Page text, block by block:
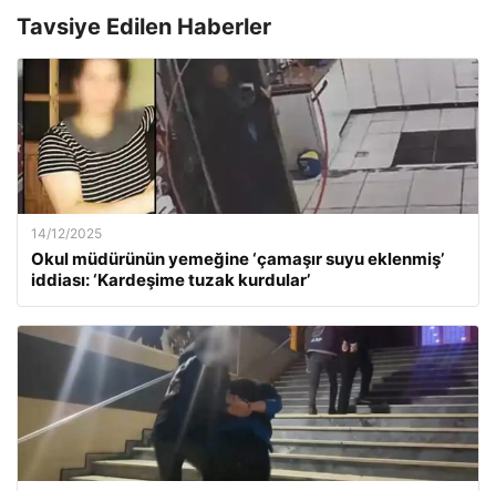
Tavsiye Edilen Haberler
14/12/2025
Okul müdürünün yemeğine ‘çamaşır suyu eklenmiş’
iddiası: ‘Kardeşime tuzak kurdular’